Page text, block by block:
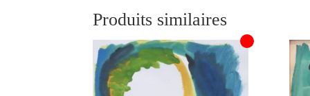
Produits similaires